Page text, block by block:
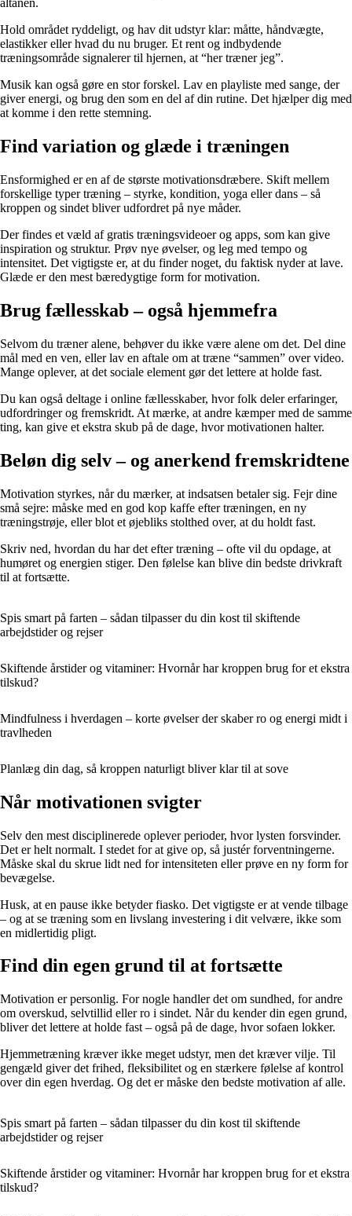
altanen.
Hold området ryddeligt, og hav dit udstyr klar: måtte, håndvægte,
elastikker eller hvad du nu bruger. Et rent og indbydende
træningsområde signalerer til hjernen, at “her træner jeg”.
Musik kan også gøre en stor forskel. Lav en playliste med sange, der
giver energi, og brug den som en del af din rutine. Det hjælper dig med
at komme i den rette stemning.
Find variation og glæde i træningen
Ensformighed er en af de største motivationsdræbere. Skift mellem
forskellige typer træning – styrke, kondition, yoga eller dans – så
kroppen og sindet bliver udfordret på nye måder.
Der findes et væld af gratis træningsvideoer og apps, som kan give
inspiration og struktur. Prøv nye øvelser, og leg med tempo og
intensitet. Det vigtigste er, at du finder noget, du faktisk nyder at lave.
Glæde er den mest bæredygtige form for motivation.
Brug fællesskab – også hjemmefra
Selvom du træner alene, behøver du ikke være alene om det. Del dine
mål med en ven, eller lav en aftale om at træne “sammen” over video.
Mange oplever, at det sociale element gør det lettere at holde fast.
Du kan også deltage i online fællesskaber, hvor folk deler erfaringer,
udfordringer og fremskridt. At mærke, at andre kæmper med de samme
ting, kan give et ekstra skub på de dage, hvor motivationen halter.
Beløn dig selv – og anerkend fremskridtene
Motivation styrkes, når du mærker, at indsatsen betaler sig. Fejr dine
små sejre: måske med en god kop kaffe efter træningen, en ny
træningstrøje, eller blot et øjebliks stolthed over, at du holdt fast.
Skriv ned, hvordan du har det efter træning – ofte vil du opdage, at
humøret og energien stiger. Den følelse kan blive din bedste drivkraft
til at fortsætte.
Spis smart på farten – sådan tilpasser du din kost til skiftende
arbejdstider og rejser
Skiftende årstider og vitaminer: Hvornår har kroppen brug for et ekstra
tilskud?
Mindfulness i hverdagen – korte øvelser der skaber ro og energi midt i
travlheden
Planlæg din dag, så kroppen naturligt bliver klar til at sove
Når motivationen svigter
Selv den mest disciplinerede oplever perioder, hvor lysten forsvinder.
Det er helt normalt. I stedet for at give op, så justér forventningerne.
Måske skal du skrue lidt ned for intensiteten eller prøve en ny form for
bevægelse.
Husk, at en pause ikke betyder fiasko. Det vigtigste er at vende tilbage
– og at se træning som en livslang investering i dit velvære, ikke som
en midlertidig pligt.
Find din egen grund til at fortsætte
Motivation er personlig. For nogle handler det om sundhed, for andre
om overskud, selvtillid eller ro i sindet. Når du kender din egen grund,
bliver det lettere at holde fast – også på de dage, hvor sofaen lokker.
Hjemmetræning kræver ikke meget udstyr, men det kræver vilje. Til
gengæld giver det frihed, fleksibilitet og en stærkere følelse af kontrol
over din egen hverdag. Og det er måske den bedste motivation af alle.
Spis smart på farten – sådan tilpasser du din kost til skiftende
arbejdstider og rejser
Skiftende årstider og vitaminer: Hvornår har kroppen brug for et ekstra
tilskud?